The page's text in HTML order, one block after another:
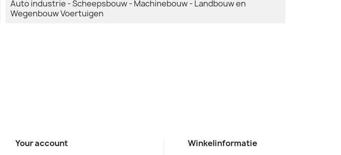
Auto industrie - Scheepsbouw - Machinebouw - Landbouw en
Wegenbouw Voertuigen
Your account Winkelinformatie